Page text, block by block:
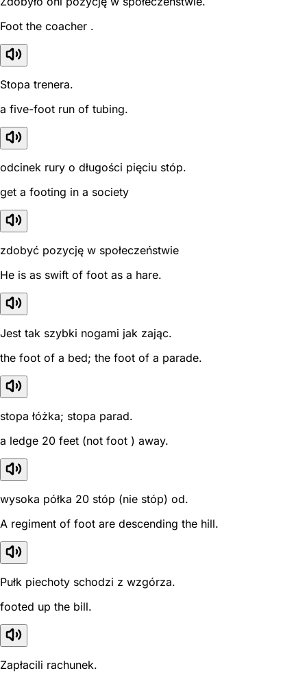
Foot the coacher .
Stopa trenera.
a five-foot run of tubing.
odcinek rury o długości pięciu stóp.
get a footing in a society
zdobyć pozycję w społeczeństwie
He is as swift of foot as a hare.
Jest tak szybki nogami jak zając.
the foot of a bed; the foot of a parade.
stopa łóżka; stopa parad.
a ledge 20 feet (not foot ) away.
wysoka półka 20 stóp (nie stóp) od.
A regiment of foot are descending the hill.
Pułk piechoty schodzi z wzgórza.
footed up the bill.
Zapłacili rachunek.